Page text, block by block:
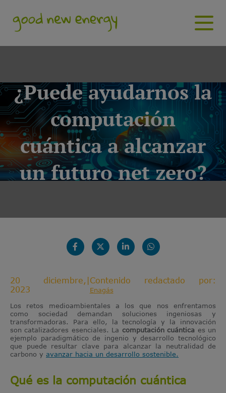
¿Puede ayudarnos la
computación
cuántica a alcanzar
un futuro net zero?
20 diciembre,
2023
Contenido redactado por:
Enagás
Los retos medioambientales a los que nos enfrentamos
como sociedad demandan soluciones ingeniosas y
transformadoras. Para ello, la tecnología y la innovación
son catalizadores esenciales. La computación cuántica es un
ejemplo paradigmático de ingenio y desarrollo tecnológico
que puede resultar clave para alcanzar la neutralidad de
carbono y avanzar hacia un desarrollo sostenible.
Qué es la computación cuántica